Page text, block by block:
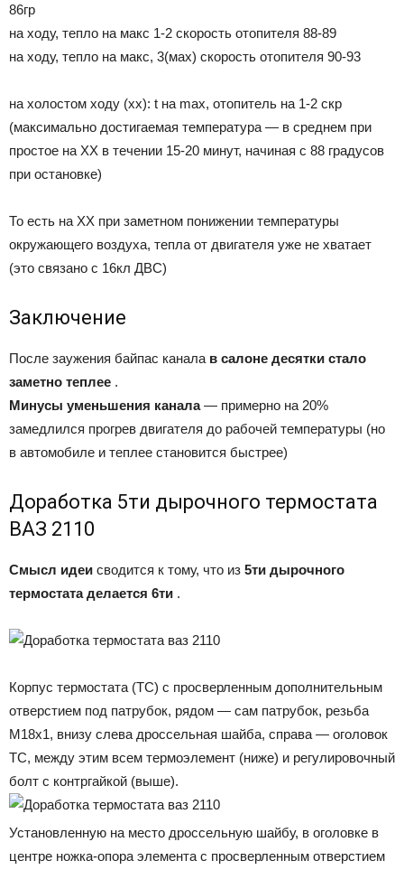
86гр
на ходу, тепло на макс 1-2 скорость отопителя 88-89
на ходу, тепло на макс, 3(мах) скорость отопителя 90-93
на холостом ходу (хх): t на max, отопитель на 1-2 скр
(максимально достигаемая температура — в среднем при
простое на ХХ в течении 15-20 минут, начиная с 88 градусов
при остановке)
То есть на ХХ при заметном понижении температуры
окружающего воздуха, тепла от двигателя уже не хватает
(это связано с 16кл ДВС)
Заключение
После заужения байпас канала в салоне десятки стало
заметно теплее .
Минусы уменьшения канала— примерно на 20%
замедлился прогрев двигателя до рабочей температуры (но
в автомобиле и теплее становится быстрее)
Доработка 5ти дырочного термостата
ВАЗ 2110
Смысл идеи сводится к тому, что из 5ти дырочного
термостата делается 6ти .
Корпус термостата (ТС) с просверленным дополнительным
отверстием под патрубок, рядом — сам патрубок, резьба
М18х1, внизу слева дроссельная шайба, справа — оголовок
ТС, между этим всем термоэлемент (ниже) и регулировочный
болт с контргайкой (выше).
Установленную на место дроссельную шайбу, в оголовке в
центре ножка-опора элемента с просверленным отверстием